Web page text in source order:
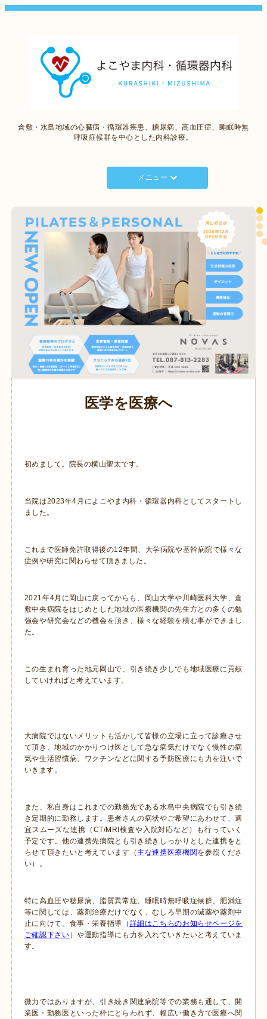
倉敷・水島地域の心臓病・循環器疾患、糖尿病、高血圧症、睡眠時無
呼吸症候群を中心とした内科診療。
メニュー
医学を医療へ
初めまして。院長の横山聖太です。
当院は2023年4月によこやま内科・循環器内科としてスタートし
ました。
これまで医師免許取得後の12年間、大学病院や基幹病院で様々な
症例や研究に関わらせて頂きました。
2021年4月に岡山に戻ってからも、岡山大学や川崎医科大学、倉
敷中央病院をはじめとした地域の医療機関の先生方との多くの勉
強会や研究会などの機会を頂き、様々な経験を積む事ができまし
た。
この生まれ育った地元岡山で、引き続き少しでも地域医療に貢献
していければと考えています。
大病院ではないメリットも活かして皆様の立場に立って診療させ
て頂き、地域のかかりつけ医として急な病気だけでなく慢性の病
気や生活習慣病、ワクチンなどに関する予防医療にも力を注いで
いきます。
また、私自身はこれまでの勤務先である水島中央病院でも引き続
き定期的に勤務します。患者さんの病状やご希望にあわせて、適
宜スムーズな連携（CT/MRI検査や入院対応など）も行っていく
予定です。他の連携先病院とも引き続きしっかりとした連携をと
らせて頂きたいと考えています（ 主な連携医療機関を参照くださ
い）。
特に高血圧や糖尿病、脂質異常症、睡眠時無呼吸症候群、肥満症
等に関しては、薬剤治療だけでなく、むしろ早期の減薬や薬剤中
止に向けて、食事・栄養指導（ 詳細はこちらのお知らせページを
ご確認下さい ）や運動指導にも力を入れていきたいと考えていま
す。
微力ではありますが、引き続き関連病院等での業務も通して、開
業医・勤務医といった枠にとらわれず、幅広い働き方で医療へ関